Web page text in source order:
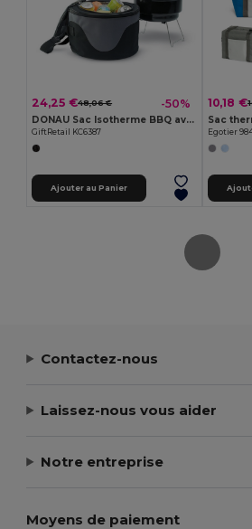
24,25 €48,06 € -50%
DONAU Sac Isotherme BBQ avec Barbecue Intégré
GiftRetail KC6387
Ajouter au Panier
10,18 €
Sac
Egotier
Contactez-nous
Laissez-nous vous aider
Notre entreprise
Moyens de paiement